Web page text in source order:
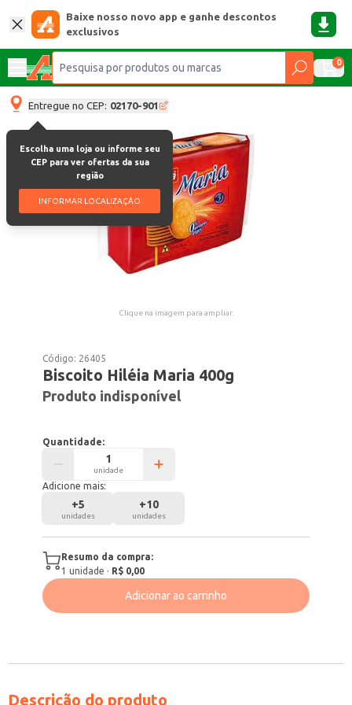
Baixe nosso novo app e ganhe descontos
exclusivos
0
Entregue no CEP: 02170-901
Escolha uma loja ou informe seu
CEP para ver ofertas da sua
região
INFORMAR LOCALIZAÇÃO
Clique na imagem para ampliar.
Código: 26405
Biscoito Hiléia Maria 400g
Produto indisponível
Quantidade:
unidade
Adicione mais:
+5
unidades
+10
unidades
Resumo da compra:
1 unidade · R$ 0,00
Adicionar ao carrinho
Descrição do produto